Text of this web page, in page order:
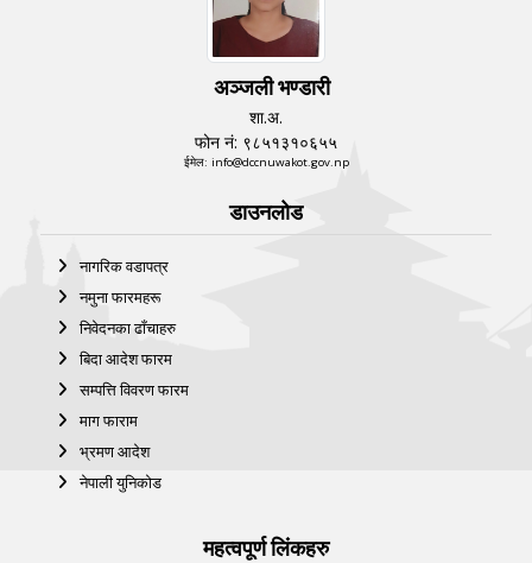
अञ्जली भण्डारी
शा.अ.
फोन नं: ९८५१३१०६५५
ईमेल: info@dccnuwakot.gov.np
डाउनलोड
नागरिक वडापत्र
नमुना फारमहरू
निवेदनका ढाँचाहरु
बिदा आदेश फारम
सम्पत्ति विवरण फारम
माग फाराम
भ्रमण आदेश
नेपाली युनिकोड
महत्वपूर्ण लिंकहरु